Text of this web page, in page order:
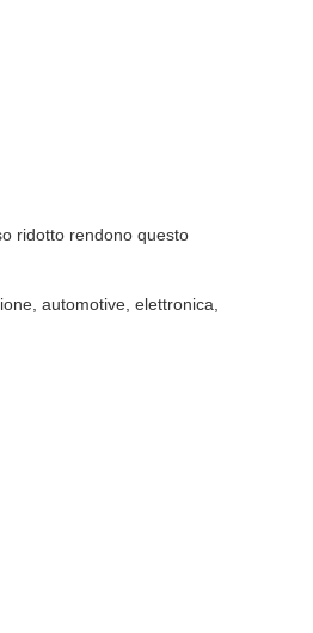
ridotto rendono questo
automotive, elettronica,